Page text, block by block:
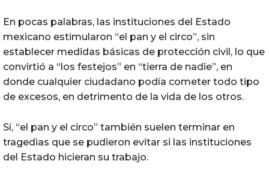
En pocas palabras, las instituciones del Estado
mexicano estimularon “el pan y el circo”, sin
establecer medidas básicas de protección civil, lo que
convirtió a “los festejos” en “tierra de nadie”, en
donde cualquier ciudadano podía cometer todo tipo
de excesos, en detrimento de la vida de los otros.
Sí, “el pan y el circo” también suelen terminar en
tragedias que se pudieron evitar si las instituciones
del Estado hicieran su trabajo.